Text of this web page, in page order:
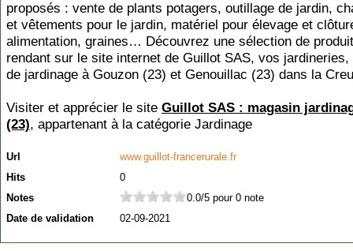
proposés : vente de plants potagers, outillage de jardin,
et vêtements pour le jardin, matériel pour élevage et
alimentation, graines… Découvrez une sélection de
rendant sur le site internet de Guillot SAS, vos jardineries,
de jardinage à Gouzon (23) et Genouillac (23) dans la
Visiter et apprécier le site Guillot SAS : magasin
(23), appartenant à la catégorie Jardinage
Url
www.guillot-francerurale.fr
Hits
0
Notes
0.0/5 pour 0 note
Date de validation
02-09-2021